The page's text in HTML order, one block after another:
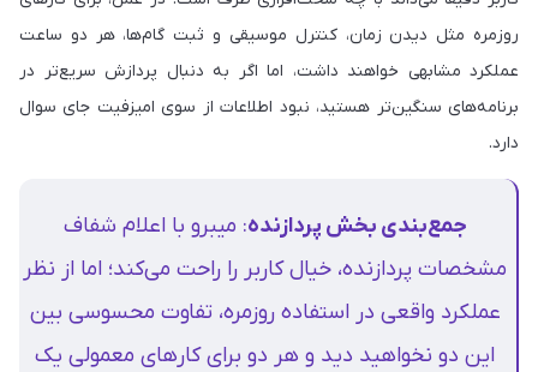
روزمره مثل دیدن زمان، کنترل موسیقی و ثبت گام‌ها، هر دو ساعت
عملکرد مشابهی خواهند داشت، اما اگر به دنبال پردازش سریع‌تر در
برنامه‌های سنگین‌تر هستید، نبود اطلاعات از سوی امیزفیت جای سوال
دارد.
جمع‌بندی بخش پردازنده: میبرو با اعلام شفاف
مشخصات پردازنده، خیال کاربر را راحت می‌کند؛ اما از نظر
عملکرد واقعی در استفاده روزمره، تفاوت محسوسی بین
این دو نخواهید دید و هر دو برای کارهای معمولی یک